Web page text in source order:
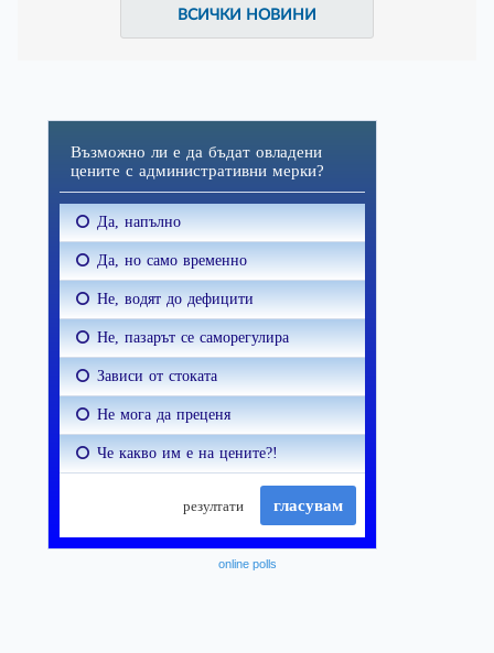
ВСИЧКИ НОВИНИ
online polls